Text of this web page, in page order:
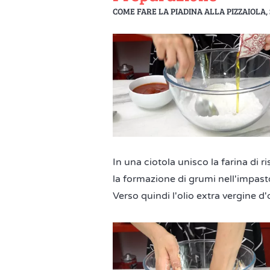
COME FARE LA PIADINA ALLA
In una ciotola unisco la farina di
la formazione di grumi
Verso quindi l'olio extra vergine